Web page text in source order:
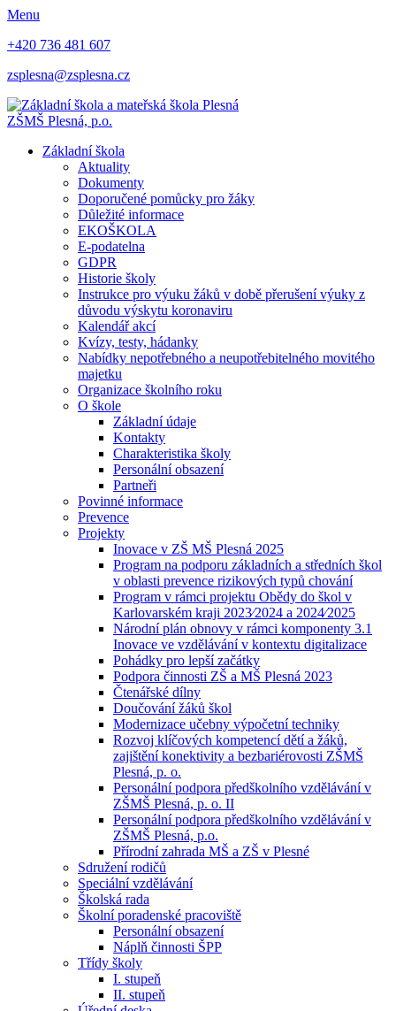
Menu
+420 736 481 607
zsplesna@zsplesna.cz
ZŠMŠ Plesná, p.o.
Základní škola
Aktuality
Dokumenty
Doporučené pomůcky pro žáky
Důležité informace
EKOŠKOLA
E-podatelna
GDPR
Historie školy
Instrukce pro výuku žáků v době přerušení výuky z
důvodu výskytu koronaviru
Kalendář akcí
Kvízy, testy, hádanky
Nabídky nepotřebného a neupotřebitelného movitého
majetku
Organizace školního roku
O škole
Základní údaje
Kontakty
Charakteristika školy
Personální obsazení
Partneři
Povinné informace
Prevence
Projekty
Inovace v ZŠ MŠ Plesná 2025
Program na podporu základních a středních škol
v oblasti prevence rizikových typů chování
Program v rámci projektu Obědy do škol v
Karlovarském kraji 2023⁄2024 a 2024⁄2025
Národní plán obnovy v rámci komponenty 3.1
Inovace ve vzdělávání v kontextu digitalizace
Pohádky pro lepší začátky
Podpora činnosti ZŠ a MŠ Plesná 2023
Čtenářské dílny
Doučování žáků škol
Modernizace učebny výpočetní techniky
Rozvoj klíčových kompetencí dětí a žáků,
zajištění konektivity a bezbariérovosti ZŠMŠ
Plesná, p. o.
Personální podpora předškolního vzdělávání v
ZŠMŠ Plesná, p. o. II
Personální podpora předškolního vzdělávání v
ZŠMŠ Plesná, p.o.
Přírodní zahrada MŠ a ZŠ v Plesné
Sdružení rodičů
Speciální vzdělávání
Školská rada
Školní poradenské pracoviště
Personální obsazení
Náplň činnosti ŠPP
Třídy školy
I. stupeň
II. stupeň